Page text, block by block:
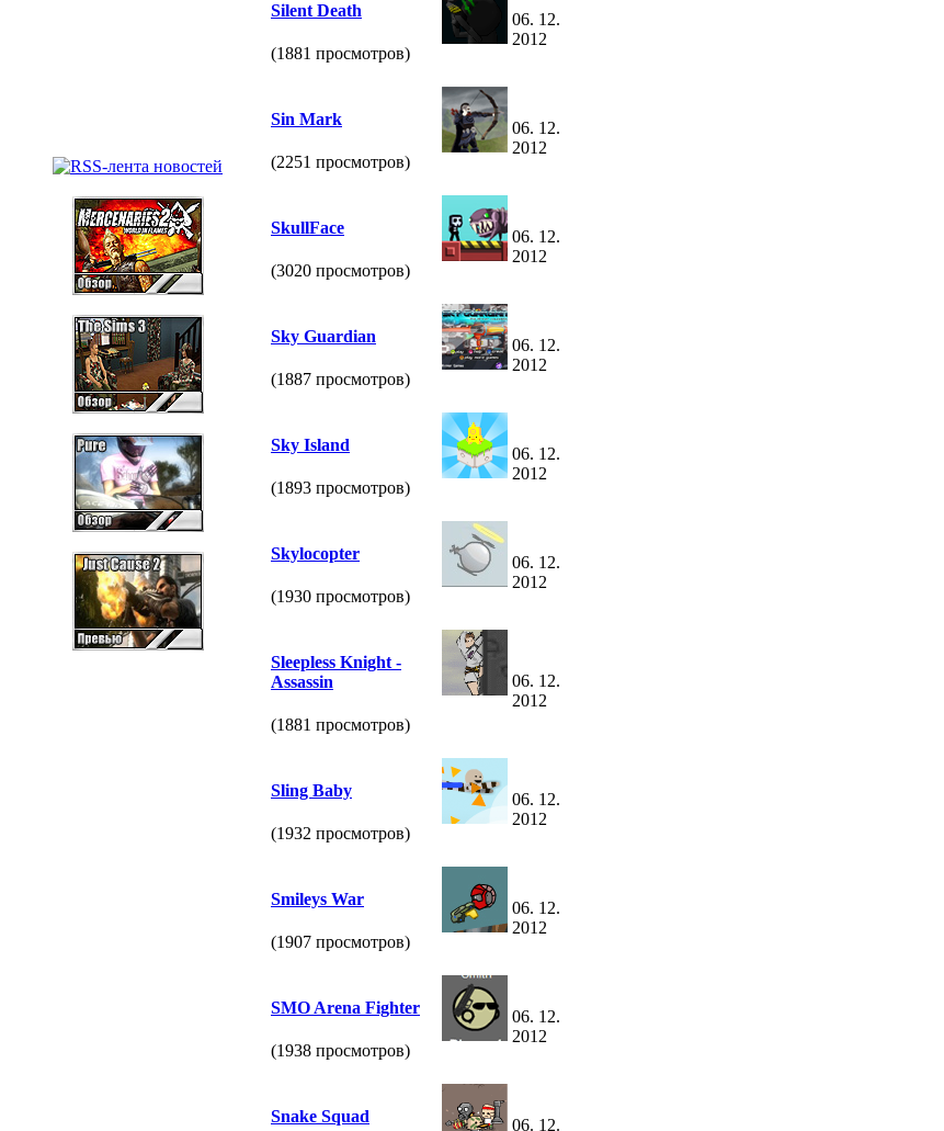
Silent Death
(1881 просмотров)
06. 12.
2012
Sin Mark
(2251 просмотров)
06. 12.
2012
SkullFace
(3020 просмотров)
06. 12.
2012
Sky Guardian
(1887 просмотров)
06. 12.
2012
Sky Island
(1893 просмотров)
06. 12.
2012
Skylocopter
(1930 просмотров)
06. 12.
2012
Sleepless Knight -
Assassin
(1881 просмотров)
06. 12.
2012
Sling Baby
(1932 просмотров)
06. 12.
2012
Smileys War
(1907 просмотров)
06. 12.
2012
SMO Arena Fighter
(1938 просмотров)
06. 12.
2012
Snake Squad 06. 12.